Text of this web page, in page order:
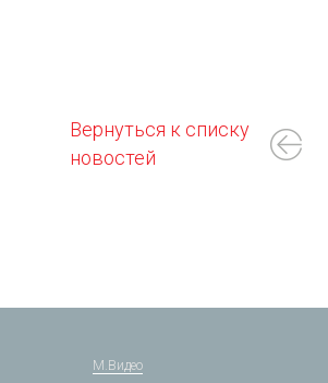
Вернуться к списку
новостей
М.Видео